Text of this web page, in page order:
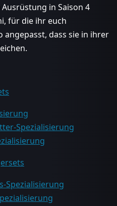
in Saison 4
für die ihr euch
angepasst, dass sie in ihrer
Spezialisierung
Spezialisierung